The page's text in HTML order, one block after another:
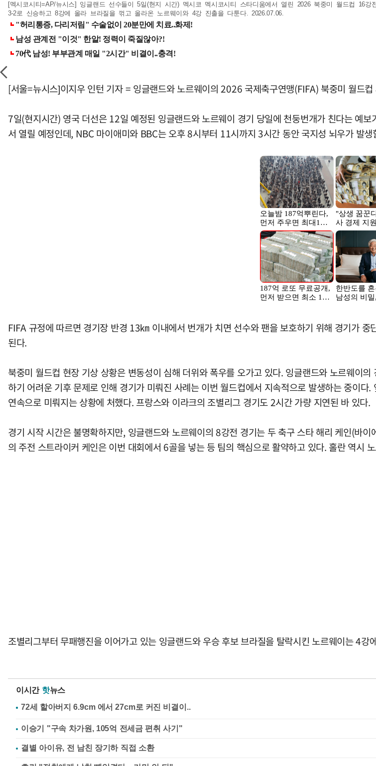
[멕시코시티=AP/뉴시스] 잉글랜드 선수들이 5일(현지 시간) 멕시코 멕시코시티 스타디움에서 열린 2026 북중미 월드컵
3-2로 신승하고 8강에 올라 브라질을 꺾고 올라온 노르웨이와 4강 진출을 다툰다. 2026.07.06.
[서울=뉴시스]이지우 인턴 기자 = 잉글랜드와 노르웨이의 2026 국제축구연맹(FIFA) 북중미 월드
7일(현지시간) 영국 더선은 12일 예정된 잉글랜드와 노르웨이 경기 당일에 천둥번개가 친다는 예
서 열릴 예정인데, NBC 마이애미와 BBC는 오후 8시부터 11시까지 3시간 동안 국지성 뇌우가 발생
FIFA 규정에 따르면 경기장 반경 13㎞ 이내에서 번개가 치면 선수와 팬을 보호하기 위해 경기가
된다.
북중미 월드컵 현장 기상 상황은 변동성이 심해 더위와 폭우를 오가고 있다. 잉글랜드와 노르웨
하기 어려운 기후 문제로 인해 경기가 미뤄진 사례는 이번 월드컵에서 지속적으로 발생하는 중이
연속으로 미뤄지는 상황에 처했다. 프랑스와 이라크의 조별리그 경기도 2시간 가량 지연된 바 있다.
경기 시작 시간은 불명확하지만, 잉글랜드와 노르웨이의 8강전 경기는 두 축구 스타 해리 케인(바
의 주전 스트라이커 케인은 이번 대회에서 6골을 넣는 등 팀의 핵심으로 활약하고 있다. 홀란 역시
조별리그부터 무패행진을 이어가고 있는 잉글랜드와 우승 후보 브라질을 탈락시킨 노르웨이는 4
이시간 핫뉴스
이승기 "구속 차가원, 105억 전세금 편취 사기"
결별 아이유, 전 남친 장기하 직접 소환